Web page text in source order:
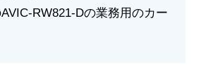
RW821-Dの業務用のカー